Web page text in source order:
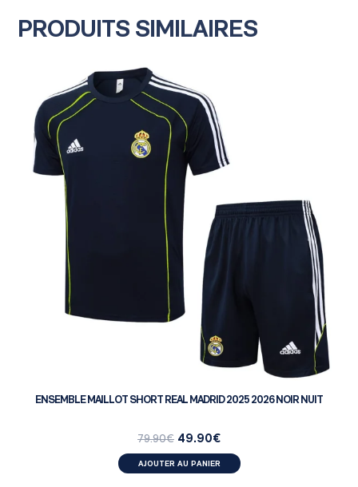
PRODUITS SIMILAIRES
ENSEMBLE MAILLOT SHORT REAL MADRID 2025 2026 NOIR NUIT
79.90€ 49.90€
AJOUTER AU PANIER